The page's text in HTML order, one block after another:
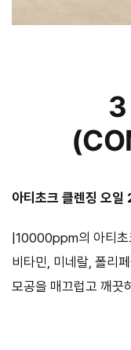
아티초크 클렌징 오
|10000ppm의 아티초
비타민, 미네랄, 폴리
모공을 매끄럽고 깨끗